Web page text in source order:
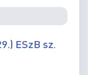
ESzB sz.